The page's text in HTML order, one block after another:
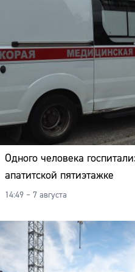
Одного человека
апатитской пятиэтажке
14:49 – 7 августа